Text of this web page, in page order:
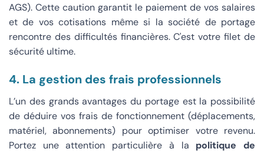
AGS). Cette caution garantit le paiement de vos salaires
et de vos cotisations même si la société de portage
rencontre des difficultés financières. C'est votre filet de
sécurité ultime.
4. La gestion des frais professionnels
L’un des grands avantages du portage est la possibilité
de déduire vos frais de fonctionnement (déplacements,
matériel, abonnements) pour optimiser votre revenu.
Portez une attention particulière à la politique de